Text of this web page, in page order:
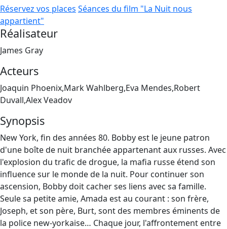
Réservez vos places Séances du film "La Nuit nous
appartient"
Réalisateur
James Gray
Acteurs
Joaquin Phoenix,Mark Wahlberg,Eva Mendes,Robert
Duvall,Alex Veadov
Synopsis
New York, fin des années 80. Bobby est le jeune patron
d'une boîte de nuit branchée appartenant aux russes. Avec
l'explosion du trafic de drogue, la mafia russe étend son
influence sur le monde de la nuit. Pour continuer son
ascension, Bobby doit cacher ses liens avec sa famille.
Seule sa petite amie, Amada est au courant : son frère,
Joseph, et son père, Burt, sont des membres éminents de
la police new-yorkaise… Chaque jour, l'affrontement entre